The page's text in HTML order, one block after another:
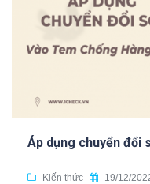
Áp dụng chuyển đổi
Kiến thức 19/12/